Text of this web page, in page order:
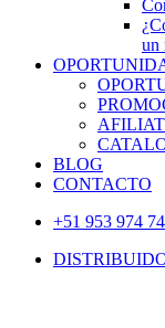
un
BLOG
CONTACTO
+51 953 974